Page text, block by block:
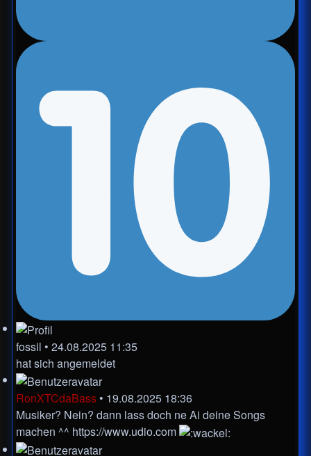
fossil • 24.08.2025 11:35
hat sich angemeldet
RonXTCdaBass • 19.08.2025 18:36
Musiker? Nein? dann lass doch ne Ai deine Songs
machen ^^ https://www.udio.com